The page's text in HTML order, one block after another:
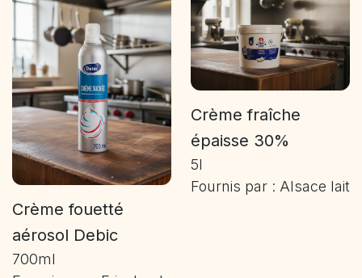
Crème fouetté
aérosol Debic
700ml
Crème fraîche
épaisse 30%
5l
Fournis par : Alsace lait